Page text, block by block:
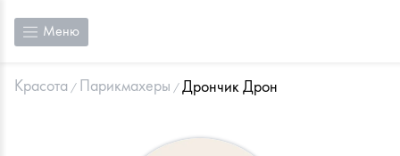
Меню
Красота Парикмахеры Дрончик Дрон